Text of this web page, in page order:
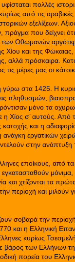
πολλές
από τις
εξελίξεων.
που δείχνει
Οθωμανών
Χίου και της
αλλά πρόσκαιρα.
μέρες μας οι
γύρω στα 1425. Η
πληθυσμών,
μόνο τα
Χίος σ’ αυτούς. Από
και η
εργατικών
στην ανάπτυξη
εποίκους, από τα
χτίζονται τα
περιοχή και
σοβαρά την
και η Ελληνική
κυρίως
βάρος των Ελλήνων
πορεία του